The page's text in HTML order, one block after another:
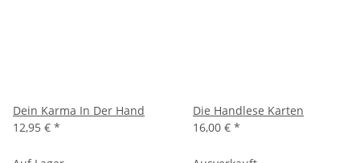
Dein Karma In Der Hand
12,95 € *
Die Handlese Karten
16,00 € *